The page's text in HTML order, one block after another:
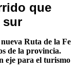
que
sur
Ruta de la Fe
de la provincia.
eje para el turismo